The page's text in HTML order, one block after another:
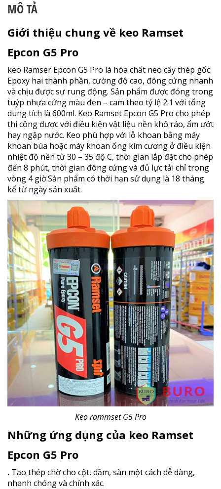
MÔ TẢ
Giới thiệu chung về keo Ramset
Epcon G5 Pro
keo Ramser Epcon G5 Pro là hóa chất neo cấy thép gốc
Epoxy hai thành phần, cường độ cao, đông cứng nhanh
và chịu được sự rung động. Sản phẩm được đóng trong
tuýp nhựa cứng màu đen – cam theo tỷ lệ 2:1 với tổng
dung tích là 600ml. Keo Ramset Epcon G5 Pro cho phép
thi công được với điều kiện vật liệu nền khô ráo, ẩm ướt
hay ngập nước. Keo phù hợp với lỗ khoan bằng máy
khoan búa hoặc máy khoan ống kim cương ở điều kiện
nhiệt độ nền từ 30 – 35 độ C, thời gian lắp đặt cho phép
đến 8 phút, thời gian đông cứng và đủ lực tải chỉ trong
vòng 4 giờ.Sản phẩm có thời hạn sử dụng là 18 tháng
kể từ ngày sản xuất.
Keo rammset G5 Pro
Những ứng dụng của keo Ramset
Epcon G5 Pro
. Tạo thép chờ cho cột, dầm, sàn một cách dễ dàng,
nhanh chóng và chính xác.